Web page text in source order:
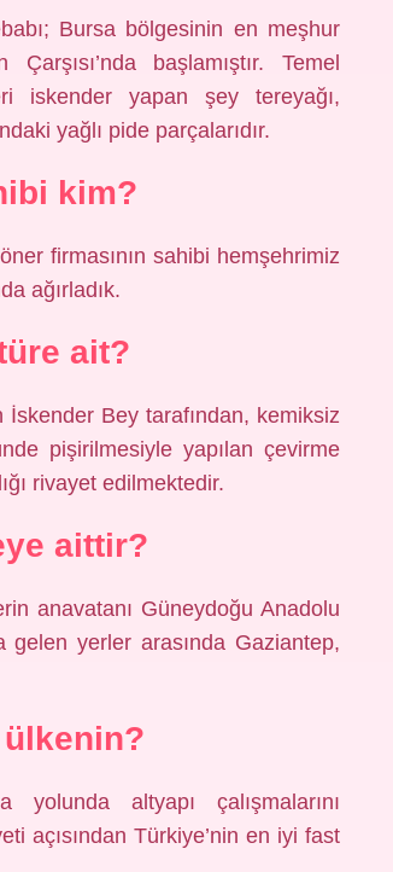
Bursa bölgesinin en meşhur
başlamıştır. Temel
iskender yapan şey tereyağı,
yağlı pide parçalarıdır.
kim?
firmasının sahibi hemşehrimiz
ağırladık.
ait?
İskender Bey tarafından, kemiksiz
pişirilmesiyle yapılan çevirme
rivayet edilmektedir.
aittir?
anavatanı Güneydoğu Anadolu
yerler arasında Gaziantep,
yolunda altyapı çalışmalarını
açısından Türkiye’nin en iyi fast